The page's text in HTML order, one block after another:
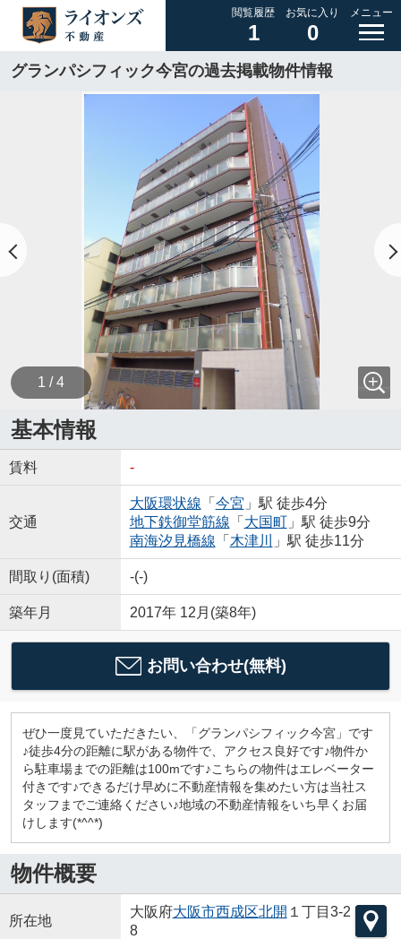
閲覧履歴
1
お気に入り
0
メニュー
グランパシフィック今宮の過去掲載物件情報
1 / 4
基本情報
賃料 -
交通
大阪環状線 「 今宮 」駅 徒歩4分
地下鉄御堂筋線 「 大国町」駅 徒歩9分
南海汐見橋線 「 木津川 」駅 徒歩11分
間取り(面積) -(-)
築年月 2017年 12月(築8年)
お問い合わせ(無料)
ぜひ一度見ていただきたい、「グランパシフィック今宮」です
♪徒歩4分の距離に駅がある物件で、アクセス良好です♪物件か
ら駐車場までの距離は100mです♪こちらの物件はエレベーター
付きです♪できるだけ早めに不動産情報を集めたい方は当社ス
タッフまでご連絡ください♪地域の不動産情報をいち早くお届
けします(*^^*)
物件概要
所在地
大阪府大阪市西成区北開 １丁目3-2
8